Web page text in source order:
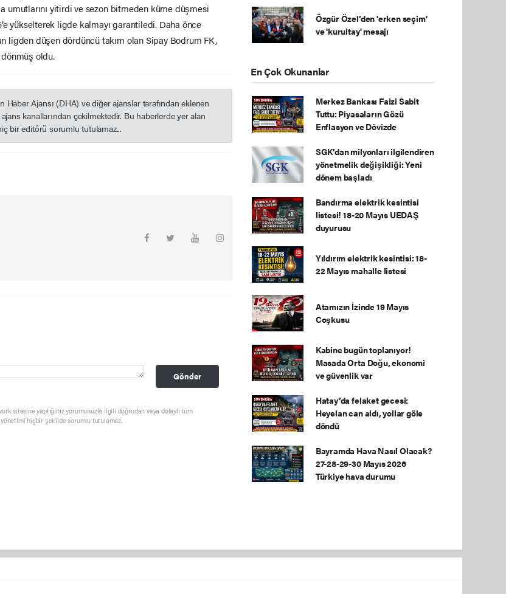
umutlarını yitirdi ve sezon bitmeden küme düşmesi
yükselterek ligde kalmayı garantiledi. Daha önce
ligden düşen dördüncü takım olan Sipay Bodrum FK,
dönmüş oldu.
Ajansı (DHA) ve diğer ajanslar tarafından eklenen
kanallarından çekilmektedir. Bu haberlerde yer alan
bir editörü sorumlu tutulamaz...
Gönder
sitesine yaptığınız yorumunuzla ilgili doğrudan veya dolaylı tüm
yönetimi hiçbir şekilde sorumlu tutulamaz.
Özgür Özel’den 'erken seçim'
ve 'kurultay' mesajı
En Çok Okunanlar
Merkez Bankası Faizi Sabit
Tuttu: Piyasaların Gözü
Enflasyon ve Dövizde
SGK’dan milyonları ilgilendiren
yönetmelik değişikliği: Yeni
dönem başladı
Bandırma elektrik kesintisi
listesi! 18-20 Mayıs UEDAŞ
duyurusu
Yıldırım elektrik kesintisi: 18-
22 Mayıs mahalle listesi
Atamızın İzinde 19 Mayıs
Coşkusu
Kabine bugün toplanıyor!
Masada Orta Doğu, ekonomi
ve güvenlik var
Hatay’da felaket gecesi:
Heyelan can aldı, yollar göle
döndü
Bayramda Hava Nasıl Olacak?
27-28-29-30 Mayıs 2026
Türkiye hava durumu